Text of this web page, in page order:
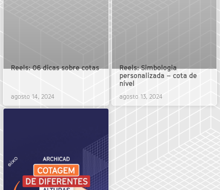
Reels: 06 dicas sobre cotas
agosto 14, 2024
Reels: Simbologia
personalizada – cota de
nível
agosto 13, 2024